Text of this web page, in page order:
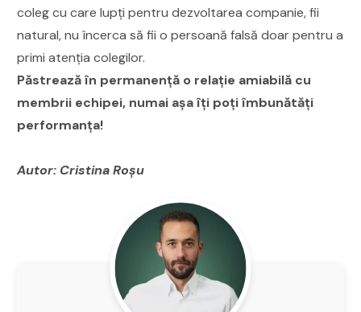
coleg cu care lupți pentru dezvoltarea companie, fii
natural, nu încerca să fii o persoană falsă doar pentru a
primi atenția colegilor.
Păstrează în permanență o relație amiabilă cu
membrii echipei, numai așa îți poți îmbunătăți
performanța!
Autor: Cristina Roșu